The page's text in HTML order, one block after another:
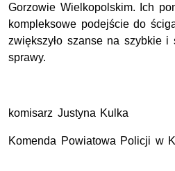
Gorzowie Wielkopolskim. Ich
kompleksowe podejście do
zwiększyło szanse na szybkie i
sprawy.
komisarz Justyna Kulka
Komenda Powiatowa Policji w